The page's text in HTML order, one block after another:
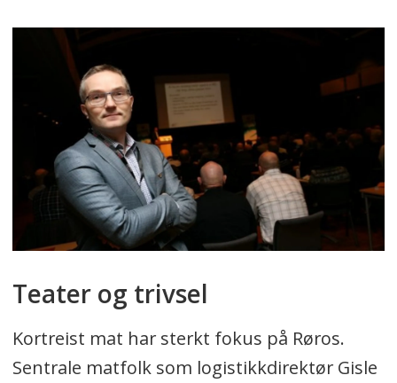
Teater og trivsel
Kortreist mat har sterkt fokus på Røros.
Sentrale matfolk som logistikkdirektør Gisle